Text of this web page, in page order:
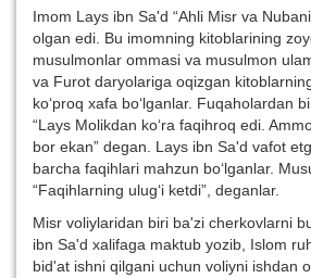
Imom Lays ibn Sa'd “Ahli Misr va
olgan edi. Bu imomning kitoblarining
musulmonlar ommasi va musulmon
va Furot daryolariga oqizgan
ko‘proq xafa bo‘lganlar. Fuqaholardan
“Lays Molikdan ko‘ra faqihroq edi.
bor ekan” degan. Lays ibn Sa'd vafot
barcha faqihlari mahzun bo‘lganlar.
“Faqihlarning ulug‘i ketdi”, deganlar.
Misr voliylaridan biri ba'zi cherkovlarni
ibn Sa'd xalifaga maktub yozib, Islom
bid'at ishni qilgani uchun voliyni ishdan